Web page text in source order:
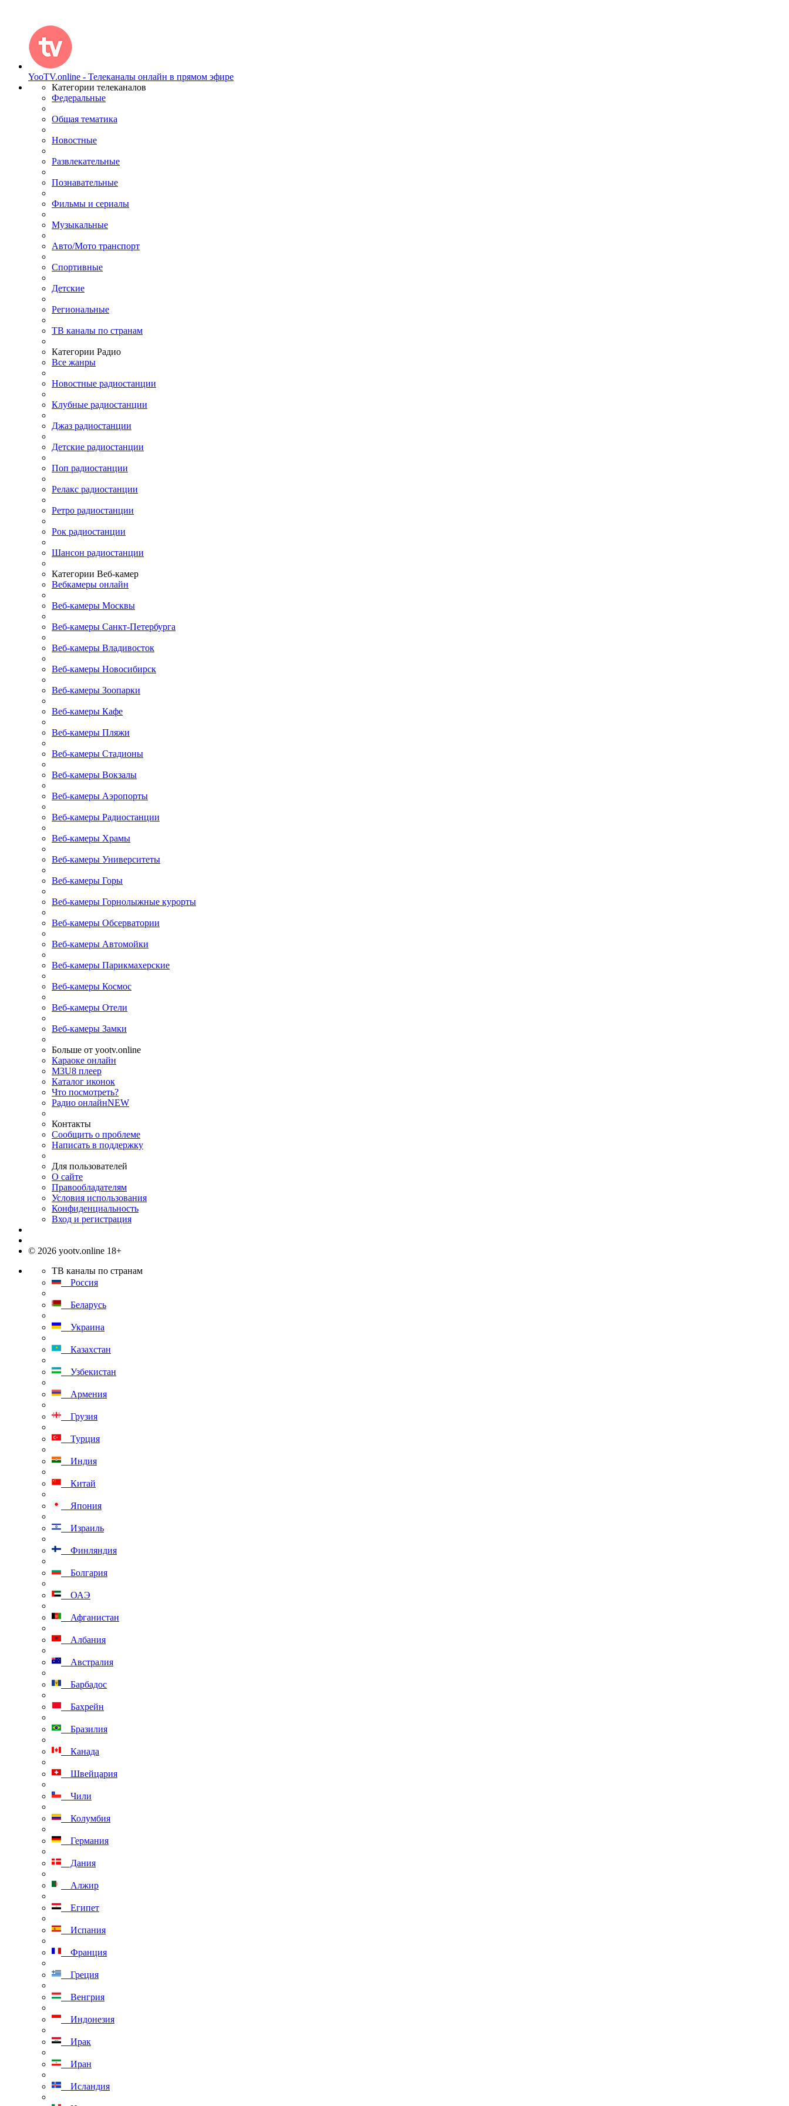
YooTV.online - Телеканалы онлайн в прямом эфире
Категории телеканалов
Федеральные
Общая тематика
Новостные
Развлекательные
Познавательные
Фильмы и сериалы
Музыкальные
Авто/Мото транспорт
Спортивные
Детские
Региональные
ТВ каналы по странам
Категории Радио
Все жанры
Новостные радиостанции
Клубные радиостанции
Джаз радиостанции
Детские радиостанции
Поп радиостанции
Релакс радиостанции
Ретро радиостанции
Рок радиостанции
Шансон радиостанции
Категории Веб-камер
Вебкамеры онлайн
Веб-камеры Москвы
Веб-камеры Санкт-Петербурга
Веб-камеры Владивосток
Веб-камеры Новосибирск
Веб-камеры Зоопарки
Веб-камеры Кафе
Веб-камеры Пляжи
Веб-камеры Стадионы
Веб-камеры Вокзалы
Веб-камеры Аэропорты
Веб-камеры Радиостанции
Веб-камеры Храмы
Веб-камеры Университеты
Веб-камеры Горы
Веб-камеры Горнолыжные курорты
Веб-камеры Обсерватории
Веб-камеры Автомойки
Веб-камеры Парикмахерские
Веб-камеры Космос
Веб-камеры Отели
Веб-камеры Замки
Больше от yootv.online
Караоке онлайн
M3U8 плеер
Каталог иконок
Что посмотреть?
Радио онлайнNEW
Контакты
Сообщить о проблеме
Написать в поддержку
Для пользователей
О сайте
Правообладателям
Условия использования
Конфиденциальность
Вход и регистрация
© 2026 yootv.online 18+
ТВ каналы по странам
Россия
Беларусь
Украина
Казахстан
Узбекистан
Армения
Грузия
Турция
Индия
Китай
Япония
Израиль
Финляндия
Болгария
ОАЭ
Афганистан
Албания
Австралия
Барбадос
Бахрейн
Бразилия
Канада
Швейцария
Чили
Колумбия
Германия
Дания
Алжир
Египет
Испания
Франция
Греция
Венгрия
Индонезия
Ирак
Иран
Исландия